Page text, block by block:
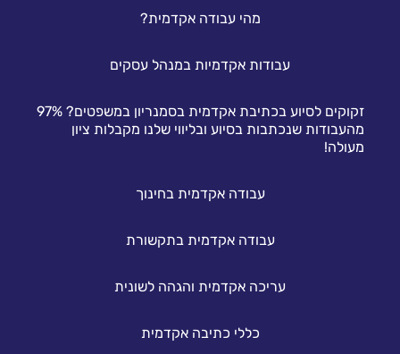
מהי עבודה אקדמית?
עבודות אקדמיות במנהל עסקים
זקוקים לסיוע בכתיבת אקדמית בסמנריון במשפטים? 97%
מהעבודות שנכתבות בסיוע ובליווי שלנו מקבלות ציון
מעולה!
עבודה אקדמית בחינוך
עבודה אקדמית בתקשורת
עריכה אקדמית והגהה לשונית
כללי כתיבה אקדמית